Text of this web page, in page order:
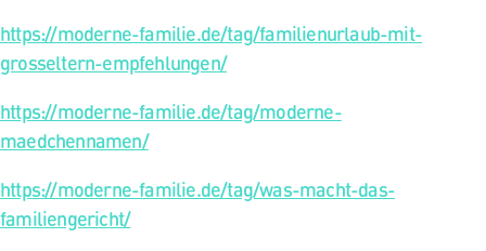
https://moderne-familie.de/tag/familienurlaub-mit-
grosseltern-empfehlungen/
https://moderne-familie.de/tag/moderne-
maedchennamen/
https://moderne-familie.de/tag/was-macht-das-
familiengericht/